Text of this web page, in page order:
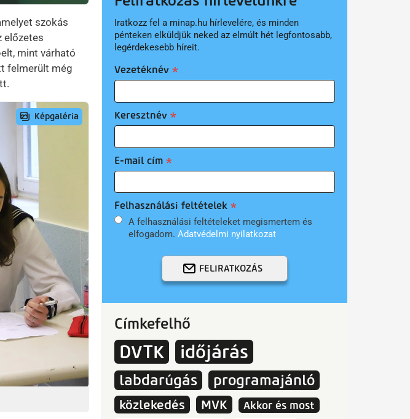
szokás
előzetes
mint várható
felmerült még
Iratkozz fel a minap.hu hírlevelére, és minden
pénteken elküldjük neked az elmúlt hét legfontosabb,
legérdekesebb híreit.
Vezetéknév
Keresztnév
E-mail cím
Felhasználási feltételek
A felhasználási feltételeket megismertem és
elfogadom. Adatvédelmi nyilatkozat
FELIRATKOZÁS
Címkefelhő
DVTK időjárás
labdarúgás programajánló
közlekedés MVK
Akkor és most